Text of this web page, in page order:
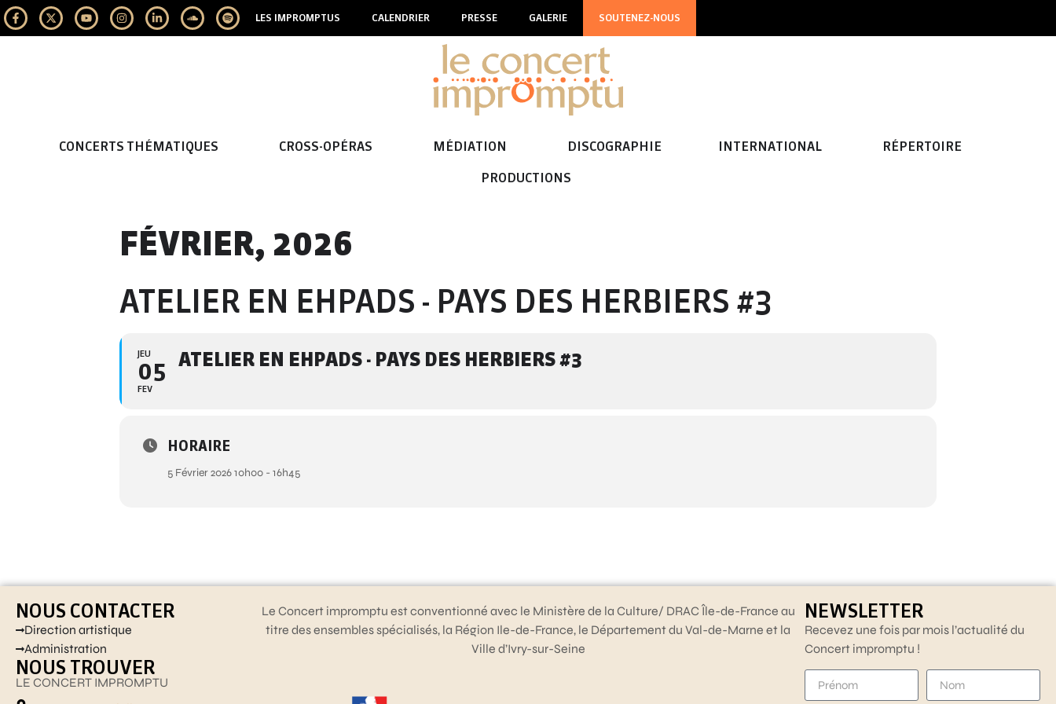
LES IMPROMPTUS CALENDRIER PRESSE GALERIE SOUTENEZ-NOUS
CONCERTS THÉMATIQUES CROSS-OPÉRAS MÉDIATION DISCOGRAPHIE INTERNATIONAL RÉPERTOIRE
PRODUCTIONS
FÉVRIER, 2026
ATELIER EN EHPADS - PAYS DES HERBIERS #3
JEU
05
FEV
ATELIER EN EHPADS - PAYS DES HERBIERS #3
HORAIRE
5 Février 2026 10h00 - 16h45
NOUS CONTACTER
Direction artistique
Administration
NOUS TROUVER
LE CONCERT IMPROMPTU
Le Concert impromptu est conventionné avec le Ministère de la Culture/ DRAC Île-de-France au
titre des ensembles spécialisés, la Région Ile-de-France, le Département du Val-de-Marne et la
Ville d’Ivry-sur-Seine
NEWSLETTER
Recevez une fois par mois l’actualité du
Concert impromptu !